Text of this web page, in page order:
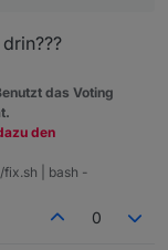
das Voting
den
| bash -
0